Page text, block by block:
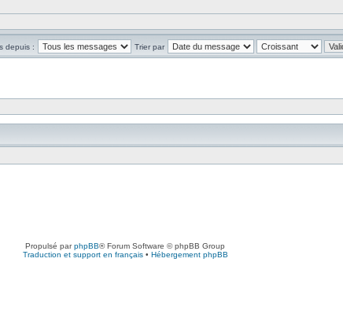
depuis : Trier par
Propulsé parphpBB® Forum Software © phpBB Group
Traduction et support en français• Hébergement phpBB